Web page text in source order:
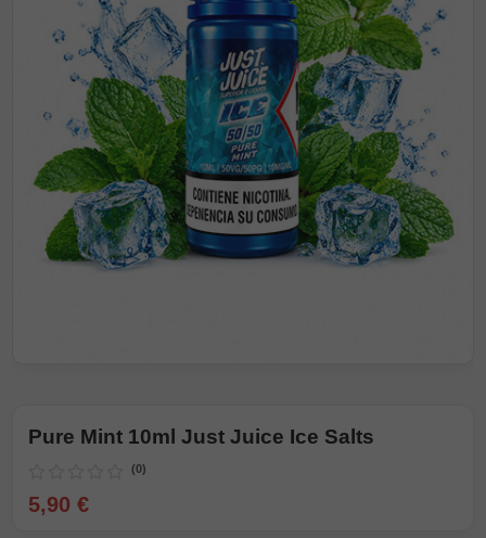
Pure Mint 10ml Just Juice Ice Salts
(0)
5,90 €